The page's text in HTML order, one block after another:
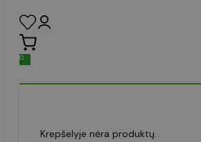
0
Krepšelyje nėra produktų.